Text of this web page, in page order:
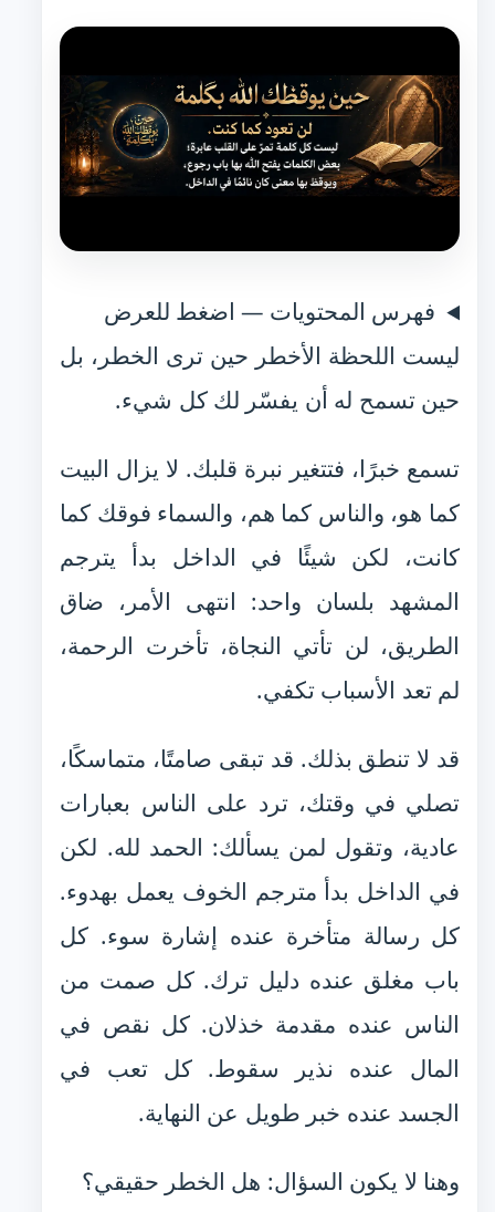
فهرس المحتويات — اضغط للعرض
ليست اللحظة الأخطر حين ترى الخطر، بل
حين تسمح له أن يفسّر لك كل شيء.
تسمع خبرًا، فتتغير نبرة قلبك. لا يزال البيت
كما هو، والناس كما هم، والسماء فوقك كما
كانت، لكن شيئًا في الداخل بدأ يترجم
المشهد بلسان واحد: انتهى الأمر، ضاق
الطريق، لن تأتي النجاة، تأخرت الرحمة،
لم تعد الأسباب تكفي.
قد لا تنطق بذلك. قد تبقى صامتًا، متماسكًا،
تصلي في وقتك، ترد على الناس بعبارات
عادية، وتقول لمن يسألك: الحمد لله. لكن
في الداخل بدأ مترجم الخوف يعمل بهدوء.
كل رسالة متأخرة عنده إشارة سوء. كل
باب مغلق عنده دليل ترك. كل صمت من
الناس عنده مقدمة خذلان. كل نقص في
المال عنده نذير سقوط. كل تعب في
الجسد عنده خبر طويل عن النهاية.
وهنا لا يكون السؤال: هل الخطر حقيقي؟